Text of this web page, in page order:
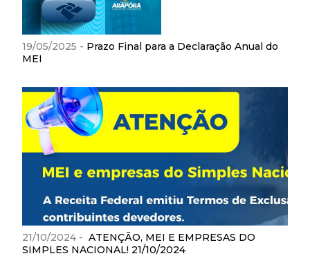
19/05/2025 - Prazo Final para a Declaração Anual do
MEI
21/10/2024 - ATENÇÃO, MEI E EMPRESAS DO
SIMPLES NACIONAL! 21/10/2024